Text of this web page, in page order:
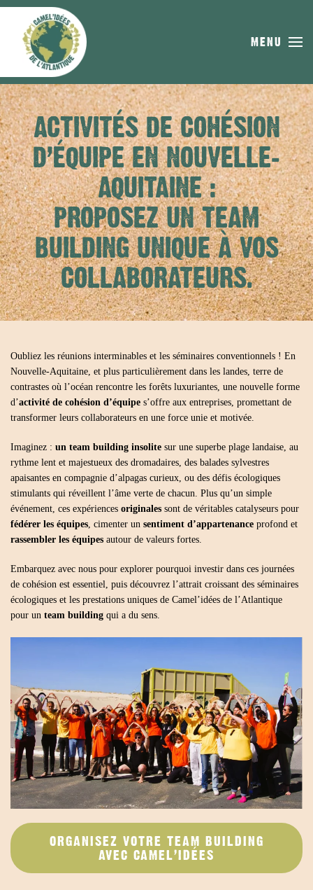
Skip to main content
MENU
ACTIVITÉS DE COHÉSION
D’ÉQUIPE EN NOUVELLE-
AQUITAINE :
PROPOSEZ UN TEAM
BUILDING UNIQUE À VOS
COLLABORATEURS.
Oubliez les réunions interminables et les séminaires conventionnels ! En
Nouvelle-Aquitaine, et plus particulièrement dans les landes, terre de
contrastes où l’océan rencontre les forêts luxuriantes, une nouvelle forme
d’activité de cohésion d’équipe s’offre aux entreprises, promettant de
transformer leurs collaborateurs en une force unie et motivée.
Imaginez : un team building insolite sur une superbe plage landaise, au
rythme lent et majestueux des dromadaires, des balades sylvestres
apaisantes en compagnie d’alpagas curieux, ou des défis écologiques
stimulants qui réveillent l’âme verte de chacun. Plus qu’un simple
événement, ces expériences originales sont de véritables catalyseurs pour
fédérer les équipes, cimenter un sentiment d’appartenance profond et
rassembler les équipes autour de valeurs fortes.
Embarquez avec nous pour explorer pourquoi investir dans ces journées
de cohésion est essentiel, puis découvrez l’attrait croissant des séminaires
écologiques et les prestations uniques de Camel’idées de l’Atlantique
pour un team building qui a du sens.
ORGANISEZ VOTRE TEAM BUILDING
AVEC CAMEL’IDÉES